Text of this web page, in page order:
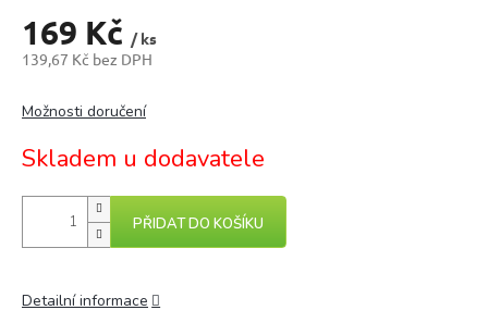
169 Kč / ks
139,67 Kč bez DPH
cena:
Skladem u dodavatele
Možnosti doručení
PŘIDAT DO KOŠÍKU
Detailní informace